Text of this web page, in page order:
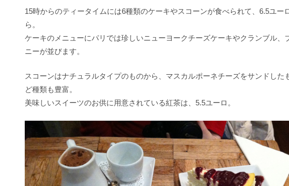
15時からのティータイムには6種類のケーキやスコーンが食べられて、6.5ユー
ら。
ケーキのメニューにパリでは珍しいニューヨークチーズケーキやクランブル、
ニーが並びます。
スコーンはナチュラルタイプのものから、マスカルポーネチーズをサンドした
ど種類も豊富。
美味しいスイーツのお供に用意されている紅茶は、5.5ユーロ。